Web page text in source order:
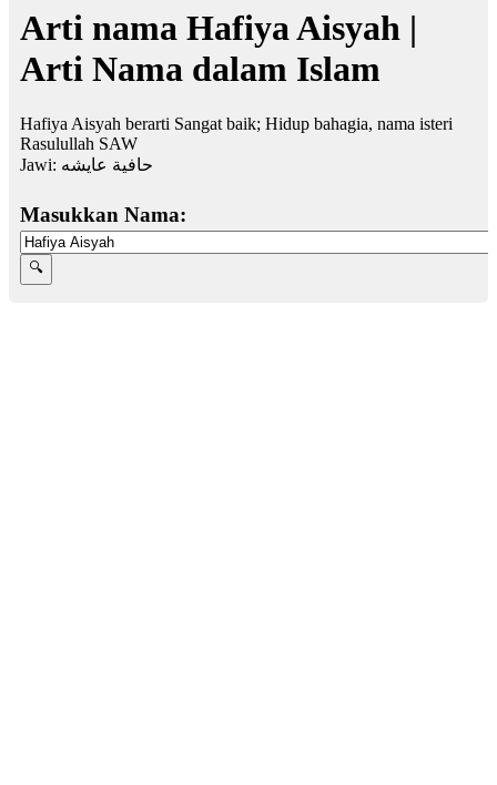
Arti nama Hafiya Aisyah |
Arti Nama dalam Islam
Hafiya Aisyah berarti Sangat baik; Hidup bahagia, nama isteri
Rasulullah SAW
Jawi: حافية عايشه
Masukkan Nama: